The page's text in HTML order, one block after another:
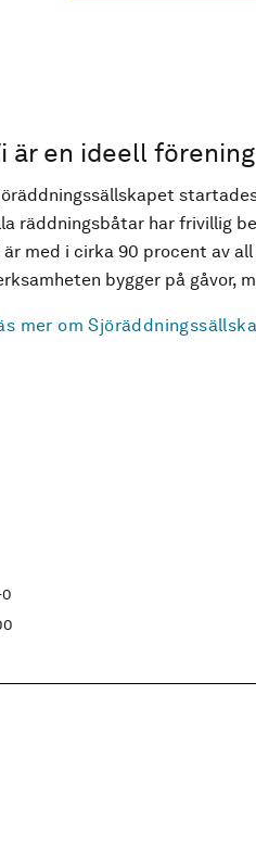
är en ideell
räddningsbåtar har frivillig
är med i cirka 90 procent av
bygger på gåvor,
mer om